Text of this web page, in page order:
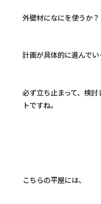
外壁材になにを使うか？
計画が具体的に進んでい
必ず立ち止まって、検
トですね。
こちらの平屋には、